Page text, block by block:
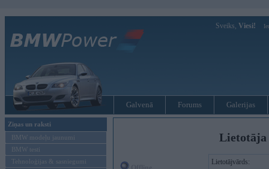
Sveiks, Viesi!
Galvenā Forums Galerijas
Ziņas un raksti
BMW modeļu jaunumi
BMW testi
Tehnoloģijas & sasniegumi
Lietotāja
Lietotājvārds: